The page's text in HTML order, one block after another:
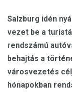
Salzburg idén
vezet be a
rendszámú
behajtás a
városvezetés
hónapokban